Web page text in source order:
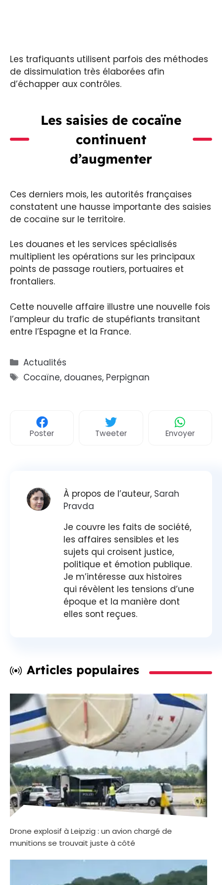
Les trafiquants utilisent parfois des méthodes
de dissimulation très élaborées afin
d’échapper aux contrôles.
Les saisies de cocaïne
continuent
d’augmenter
Ces derniers mois, les autorités françaises
constatent une hausse importante des saisies
de cocaïne sur le territoire.
Les douanes et les services spécialisés
multiplient les opérations sur les principaux
points de passage routiers, portuaires et
frontaliers.
Cette nouvelle affaire illustre une nouvelle fois
l’ampleur du trafic de stupéfiants transitant
entre l’Espagne et la France.
Catégories
Actualités
Étiquettes
Cocaïne, douanes, Perpignan
Poster Tweeter Envoyer
À propos de l’auteur, Sarah
Pravda
Je couvre les faits de société,
les affaires sensibles et les
sujets qui croisent justice,
politique et émotion publique.
Je m’intéresse aux histoires
qui révèlent les tensions d’une
époque et la manière dont
elles sont reçues.
Articles populaires
Drone explosif à Leipzig : un avion chargé de
munitions se trouvait juste à côté